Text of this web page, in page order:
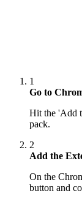
1
Go to
Hit the 'Add
pack.
2
Add the
On the
button and